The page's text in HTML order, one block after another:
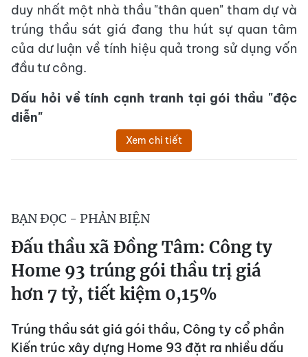
duy nhất một nhà thầu "thân quen" tham dự và
trúng thầu sát giá đang thu hút sự quan tâm
của dư luận về tính hiệu quả trong sử dụng vốn
đầu tư công.
Dấu hỏi về tính cạnh tranh tại gói thầu "độc
diễn"
Xem chi tiết
BẠN ĐỌC - PHẢN BIỆN
Đấu thầu xã Đồng Tâm: Công ty
Home 93 trúng gói thầu trị giá
hơn 7 tỷ, tiết kiệm 0,15%
Trúng thầu sát giá gói thầu, Công ty cổ phần
Kiến trúc xây dựng Home 93 đặt ra nhiều dấu